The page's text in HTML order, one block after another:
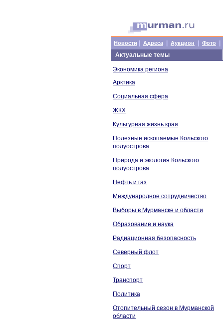
Новости Адреса Аукцион Фото
Актуальные темы
Экономика региона
Арктика
Социальная сфера
ЖКХ
Культурная жизнь края
Полезные ископаемые Кольского
полуострова
Природа и экология Кольского
полуострова
Нефть и газ
Международное сотрудничество
Выборы в Мурманске и области
Образование и наука
Радиационная безопасность
Северный флот
Спорт
Транспорт
Политика
Отопительный сезон в Мурманской
области